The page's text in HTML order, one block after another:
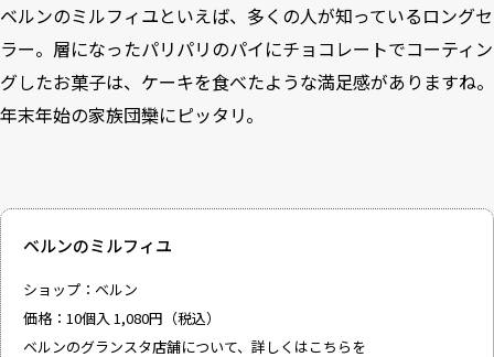
ベルンのミルフィユといえば、多くの人が知っているロングセ
ラー。層になったパリパリのパイにチョコレートでコーティン
グしたお菓子は、ケーキを食べたような満足感がありますね。
年末年始の家族団欒にピッタリ。
ベルンのミルフィユ
ショップ：ベルン
価格：10個入 1,080円（税込）
ベルンのグランスタ店舗について、詳しくはこちらを